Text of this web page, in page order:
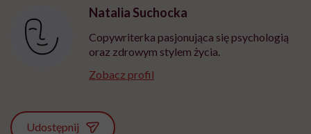
Natalia Suchocka
Copywriterka pasjonująca się psychologią
oraz zdrowym stylem życia.
Zobacz profil
Udostępnij